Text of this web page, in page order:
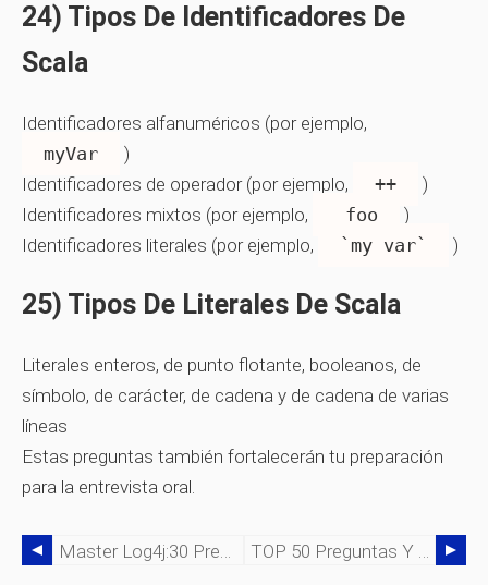
24) Tipos De Identificadores De
Scala
Identificadores alfanuméricos (por ejemplo,
myVar
)
Identificadores de operador (por ejemplo,
++
)
Identificadores mixtos (por ejemplo,
_foo
)
Identificadores literales (por ejemplo,
`my var` )
25) Tipos De Literales De Scala
Literales enteros, de punto flotante, booleanos, de
símbolo, de carácter, de cadena y de cadena de varias
líneas
Estas preguntas también fortalecerán tu preparación
para la entrevista oral.
Master Log4j:30 Preguntas Esenciales De Entrevistas Y Respuestas De Expertos (2026) TOP 50 Preguntas Y Respuestas De La Entrevista De WebLogic (2026)